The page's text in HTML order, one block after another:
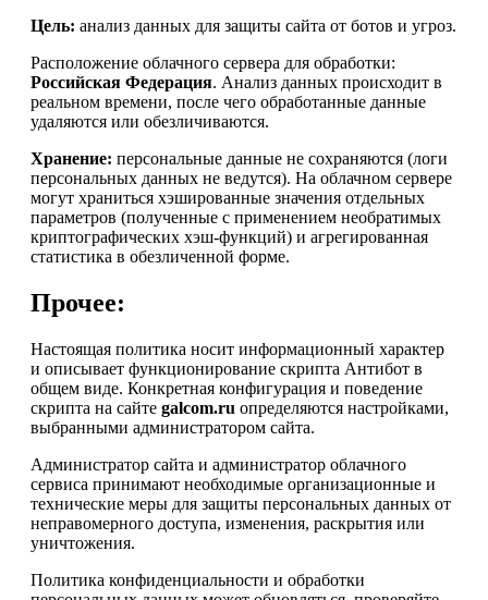
Цель: анализ данных для защиты сайта от ботов и угроз.
Расположение облачного сервера для обработки:
Российская Федерация. Анализ данных происходит в
реальном времени, после чего обработанные данные
удаляются или обезличиваются.
Хранение: персональные данные не сохраняются (логи
персональных данных не ведутся). На облачном сервере
могут храниться хэшированные значения отдельных
параметров (полученные с применением необратимых
криптографических хэш-функций) и агрегированная
статистика в обезличенной форме.
Прочее:
Настоящая политика носит информационный характер
и описывает функционирование скрипта Антибот в
общем виде. Конкретная конфигурация и поведение
скрипта на сайте galcom.ru определяются настройками,
выбранными администратором сайта.
Администратор сайта и администратор облачного
сервиса принимают необходимые организационные и
технические меры для защиты персональных данных от
неправомерного доступа, изменения, раскрытия или
уничтожения.
Политика конфиденциальности и обработки